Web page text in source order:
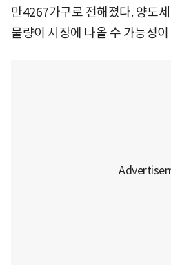
만4267가구​로 전해졌다. 양도
물량이 시장에 나올 수 가능성